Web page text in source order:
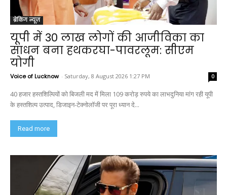
ब्रेकिंग न्यूज़
यूपी में 30 लाख लोगों की आजीविका का
साधन बना हथकरघा-पावरलूम: सीएम
योगी
Voice of Lucknow - Saturday, 8 August 2026 1:27 PM 0
40 हजार हस्तशिल्पियों को बिजली मद में मिला 109 करोड़ रुपये का लाभदुनिया मांग रही यूपी
के हस्तशिल्प उत्पाद, डिजाइन-टेक्नोलॉजी पर पूरा ध्यान दे...
Read more